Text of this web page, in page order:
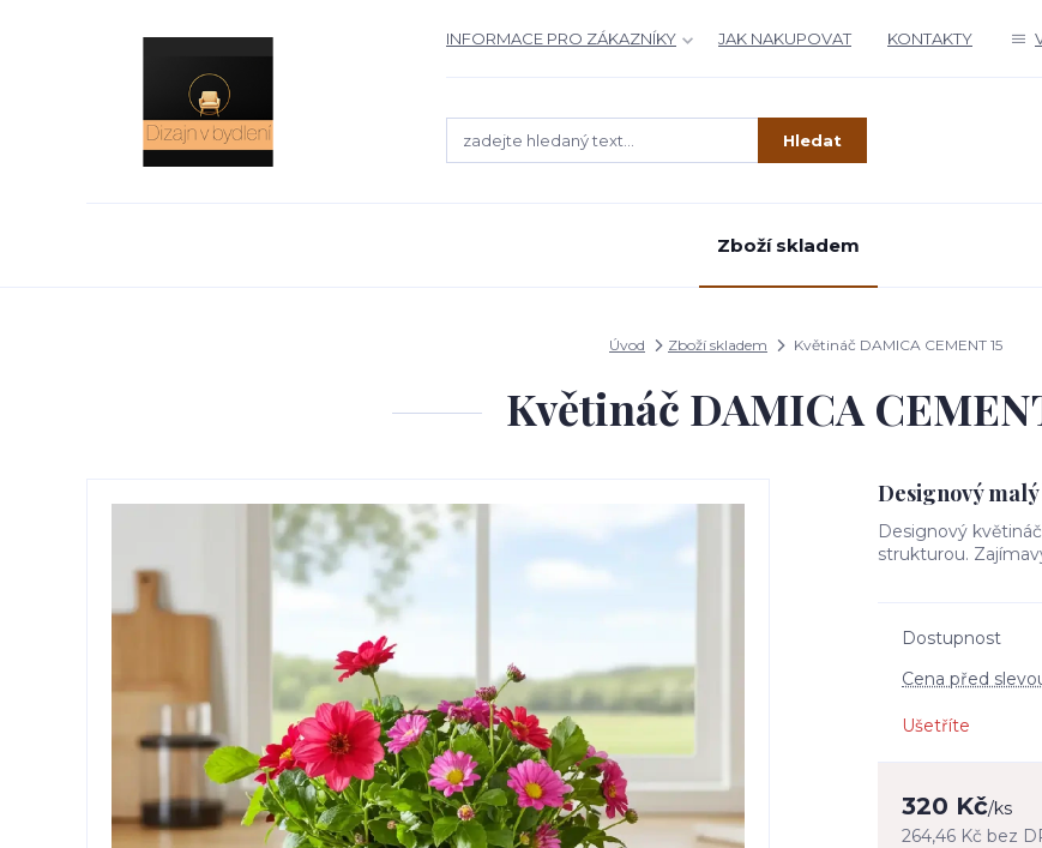
INFORMACE PRO ZÁKAZNÍKY JAK NAKUPOVAT KONTAKTY
Hledat
Zboží skladem
Úvod Zboží skladem Květináč DAMICA CEMENT 15
Květináč DAMICA
Designový malý
Designový
strukturou.
Dostupnost
Cena před
Ušetříte
320 Kč/ks
264,46 Kč bez